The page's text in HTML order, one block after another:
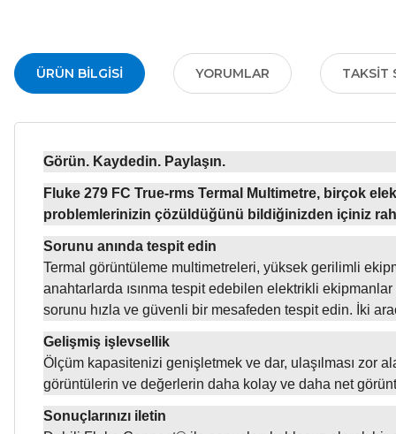
ÜRÜN BILGISI YORUMLAR TAKSIT
Görün. Kaydedin. Paylaşın.
Fluke 279 FC True-rms Termal Multimetre, birçok
problemlerinizin çözüldüğünü bildiğinizden içiniz
Sorunu anında tespit edin
Termal görüntüleme multimetreleri, yüksek gerilimli
anahtarlarda ısınma tespit edebilen elektrikli
sorunu hızla ve güvenli bir mesafeden tespit edin. İki
Gelişmiş işlevsellik
Ölçüm kapasitenizi genişletmek ve dar, ulaşılması zor
görüntülerin ve değerlerin daha kolay ve daha net
Sonuçlarınızı iletin